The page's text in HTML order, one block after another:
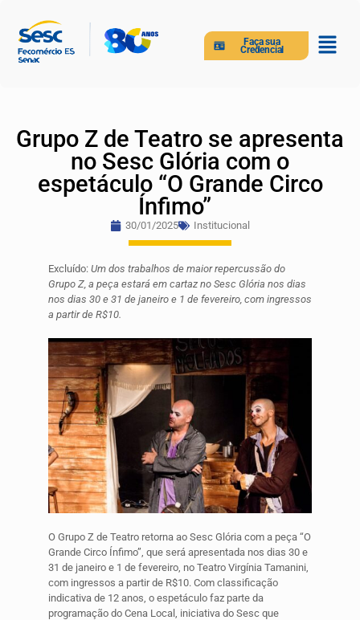
Faça sua
Credencial
Grupo Z de Teatro se apresenta
no Sesc Glória com o
espetáculo “O Grande Circo
Ínfimo”
30/01/2025 Institucional
Excluído: Um dos trabalhos de maior repercussão do
Grupo Z, a peça estará em cartaz no Sesc Glória nos dias
nos dias 30 e 31 de janeiro e 1 de fevereiro, com ingressos
a partir de R$10.
O Grupo Z de Teatro retorna ao Sesc Glória com a peça “O
Grande Circo Ínfimo”, que será apresentada nos dias 30 e
31 de janeiro e 1 de fevereiro, no Teatro Virgínia Tamanini,
com ingressos a partir de R$10. Com classificação
indicativa de 12 anos, o espetáculo faz parte da
programação do Cena Local, iniciativa do Sesc que